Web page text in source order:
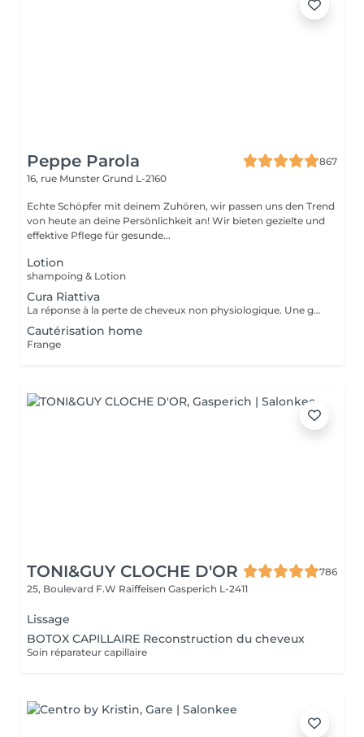
Peppe Parola
867
16, rue Munster Grund L-2160
Echte Schöpfer mit deinem Zuhören, wir passen uns den Trend
von heute an deine Persönlichkeit an! Wir bieten gezielte und
effektive Pflege für gesunde...
Lotion
shampoing & Lotion
Cura Riattiva
La réponse à la perte de cheveux non physiologique. Une gamme spéciale de produits dédiée à la chute non physiologique des cheveux. Les produits CURA RIATTIVA contrecarrent la chute des cheveux et stimulent les cheveux. repousse naturellement. Des essences pures de fleurs et de plantes comme une sélection d'Huiles Essentielles font le reste, pour donner aux clients une sensation d'énergie fraîche et agréable.
Cautérisation home
Frange
TONI&GUY CLOCHE D'OR
786
25, Boulevard F.W Raiffeisen Gasperich L-2411
Lissage
BOTOX CAPILLAIRE Reconstruction du cheveux
Soin réparateur capillaire